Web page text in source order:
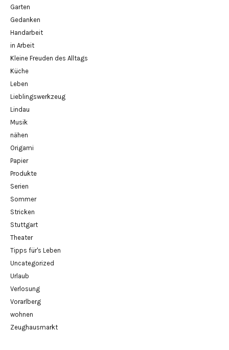
Garten
Gedanken
Handarbeit
in Arbeit
Kleine Freuden des Alltags
Küche
Leben
Lieblingswerkzeug
Lindau
Musik
nähen
Origami
Papier
Produkte
Serien
Sommer
Stricken
Stuttgart
Theater
Tipps für's Leben
Uncategorized
Urlaub
Verlosung
Vorarlberg
wohnen
Zeughausmarkt